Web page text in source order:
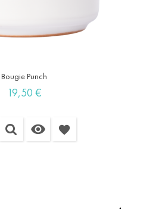
Bougie Punch
Prix
19,50 €
 favorite